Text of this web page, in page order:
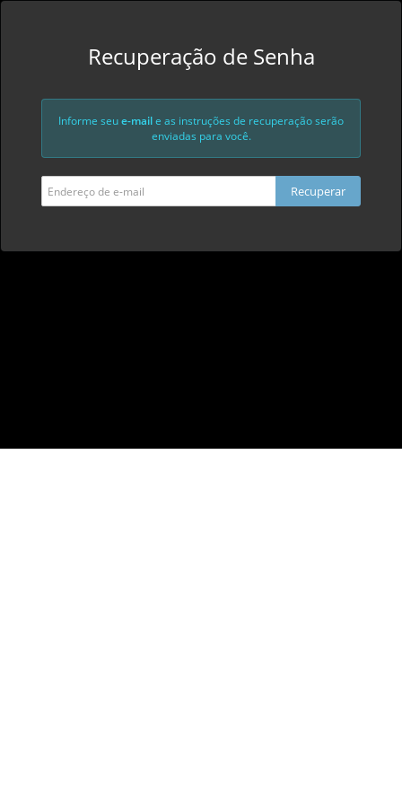
Recuperação de Senha
Informe seue-maile as instruções de recuperação serão
enviadas para você.
Recuperar